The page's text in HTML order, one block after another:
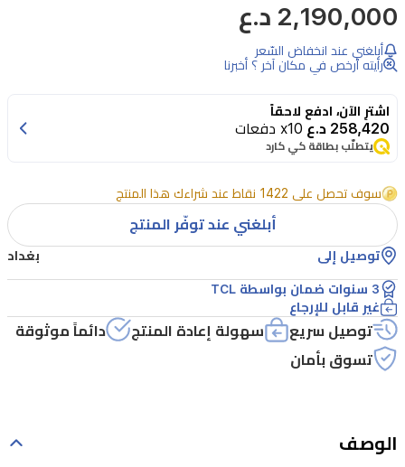
بتجربة
سينمائية
مذهلة
شاشة
TCL
شاشة
85
بوصة
بدقة
4K
وتقنية
Mini
LED
المصممة
غامر.
2,190,000 د.ع
أبلغني عند انخفاض السّعر
رأيته أرخص في مكان آخر ؟ أخبرنا
اشترِ الآن، ادفع لاحقاً
258,420 د.ع x10 دفعات
يتطلّب بطاقة كي كارد
سوف تحصل على 1422 نقاط عند شراءك هذا المنتج
أبلغني عند توفّر المنتج
توصيل إلى بغداد
3 سنوات ضمان بواسطة TCL
غير قابل للإرجاع
توصيل سريع سهولة إعادة المنتج
دائماً موثوقة
تسوق بأمان
الوصف